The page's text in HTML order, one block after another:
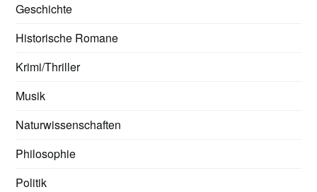
Geschichte
Historische Romane
Krimi/Thriller
Musik
Naturwissenschaften
Philosophie
Politik